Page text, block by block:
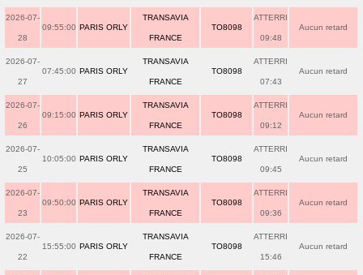
2026-07-
28
09:55:00 PARIS ORLY
TRANSAVIA
FRANCE
TO8098
ATTERRI
09:48
Aucun retard
2026-07-
27
07:45:00 PARIS ORLY
TRANSAVIA
FRANCE
TO8098
ATTERRI
07:43
Aucun retard
2026-07-
26
09:15:00 PARIS ORLY
TRANSAVIA
FRANCE
TO8098
ATTERRI
09:12
Aucun retard
2026-07-
25
10:05:00 PARIS ORLY
TRANSAVIA
FRANCE
TO8098
ATTERRI
09:45
Aucun retard
2026-07-
23
09:50:00 PARIS ORLY
TRANSAVIA
FRANCE
TO8098
ATTERRI
09:36
Aucun retard
2026-07-
22
15:55:00 PARIS ORLY
TRANSAVIA
FRANCE
TO8098
ATTERRI
15:46
Aucun retard